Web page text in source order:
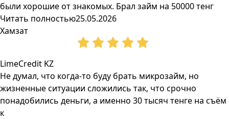
были хорошие от знакомых. Брал займ на 50000 тенг
Читать полностью25.05.2026
Хамзат
LimeCredit KZ
Не думал, что когда-то буду брать микрозайм, но
жизненные ситуации сложились так, что срочно
понадобились деньги, а именно 30 тысяч тенге на съём
к